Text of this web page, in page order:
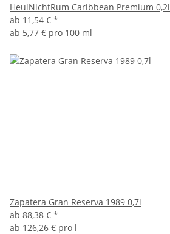
HeulNichtRum Caribbean Premium 0,2l
ab 11,54 € *
ab 5,77 € pro 100 ml
Zapatera Gran Reserva 1989 0,7l
ab 88,38 € *
ab 126,26 € pro l